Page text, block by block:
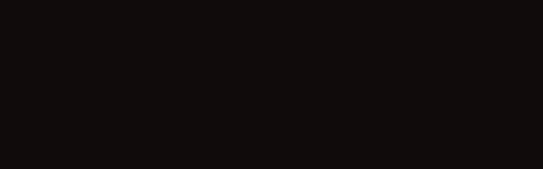
bu gizemli yolculuk, izleyicilere dram ve gençlik